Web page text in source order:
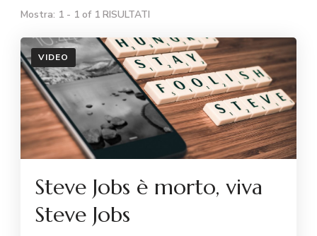
Mostra: 1 - 1 of 1 RISULTATI
VIDEO
Steve Jobs è morto, viva
Steve Jobs